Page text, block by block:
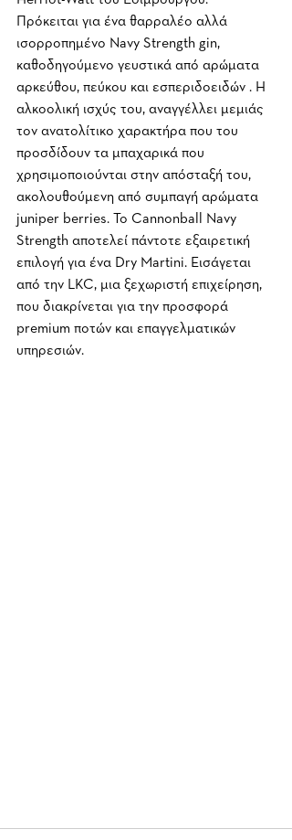
Πρόκειται για ένα θαρραλέο αλλά
ισορροπημένο Navy Strength gin,
καθοδηγούμενο γευστικά από αρώματα
αρκεύθου, πεύκου και εσπεριδοειδών . Η
αλκοολική ισχύς του, αναγγέλλει μεμιάς
τον ανατολίτικο χαρακτήρα που του
προσδίδουν τα μπαχαρικά που
χρησιμοποιούνται στην απόσταξή του,
ακολουθούμενη από συμπαγή αρώματα
juniper berries. To Cannonball Navy
Strength αποτελεί πάντοτε εξαιρετική
επιλογή για ένα Dry Martini. Εισάγεται
από την LKC, μια ξεχωριστή επιχείρηση,
που διακρίνεται για την προσφορά
premium ποτών και επαγγελματικών
υπηρεσιών.